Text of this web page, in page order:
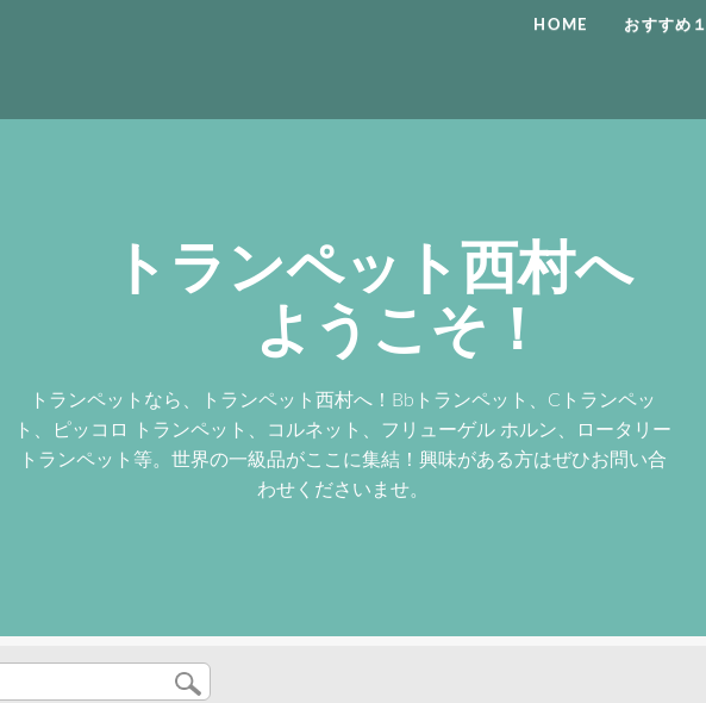
HOME おすすめ１
トランペット西村へ
ようこそ！
トランペットなら、トランペット西村へ！Bbトランペット、Cトランペッ
ト、ピッコロ トランペット、コルネット、フリューゲル ホルン、ロータリー
トランペット等。世界の一級品がここに集結！興味がある方はぜひお問い合
わせくださいませ。